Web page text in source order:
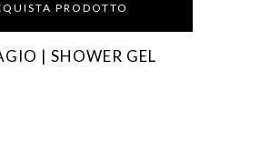
PRODOTTO
| SHOWER GEL